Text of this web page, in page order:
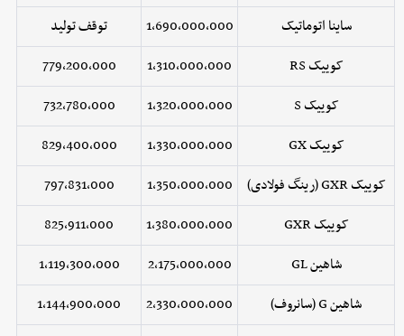
ساینا اتوماتیک
1,690,000,000
توقف تولید
کوییک RS
1,310,000,000
779,200,000
کوییک S
1,320,000,000
732,780,000
کوییک GX
1,330,000,000
829,400,000
کوییک GXR (رینگ فولادی)
1,350,000,000
797,831,000
کوییک GXR
1,380,000,000
825,911,000
شاهین GL
2,175,000,000
1,119,300,000
شاهین G (سانروف)
2,330,000,000
1,144,900,000